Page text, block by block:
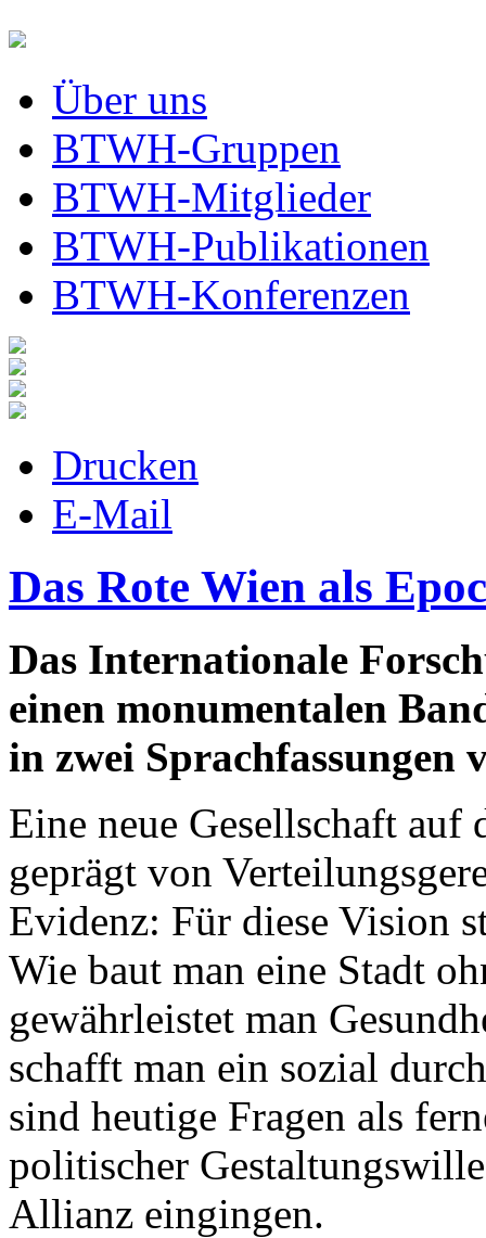
Über uns
BTWH-Gruppen
BTWH-Mitglieder
BTWH-Publikationen
BTWH-Konferenzen
Drucken
E-Mail
Das Rote Wien als
Das Internationale
einen monumentalen
in zwei Sprachfassungen
Eine neue Gesellschaft auf
geprägt von
Evidenz: Für diese Vision
Wie baut man eine Stadt
gewährleistet man
schafft man ein sozial
sind heutige Fragen als
politischer
Allianz eingingen.